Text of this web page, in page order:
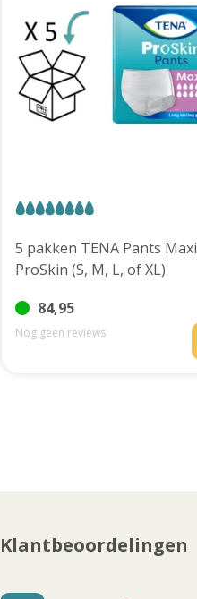
5 pakken TENA Pants Maxi
ProSkin (S, M, L, of XL)
84,95
Nog geen reviews
Klantbeoordelingen